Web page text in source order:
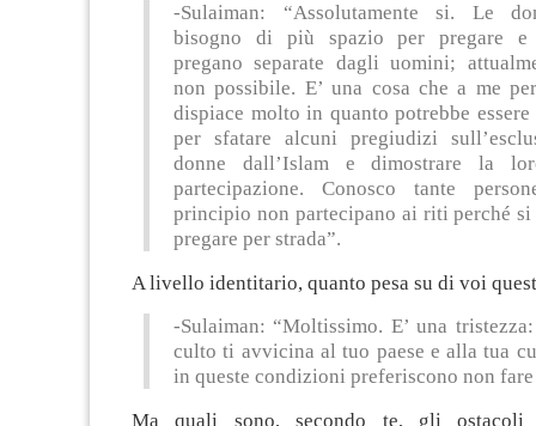
-Sulaiman: “Assolutamente si. Le
bisogno di più spazio per pregare e
pregano separate dagli uomini;
non possibile. E’ una cosa che a me
dispiace molto in quanto potrebbe essere
per sfatare alcuni pregiudizi
donne dall’Islam e dimostrare la
partecipazione. Conosco tante
principio non partecipano ai riti perché
pregare per strada”.
A livello identitario, quanto pesa su di voi
-Sulaiman: “Moltissimo. E’ una
culto ti avvicina al tuo paese e alla tua
in queste condizioni preferiscono non
Ma quali sono, secondo te, gli ostacoli